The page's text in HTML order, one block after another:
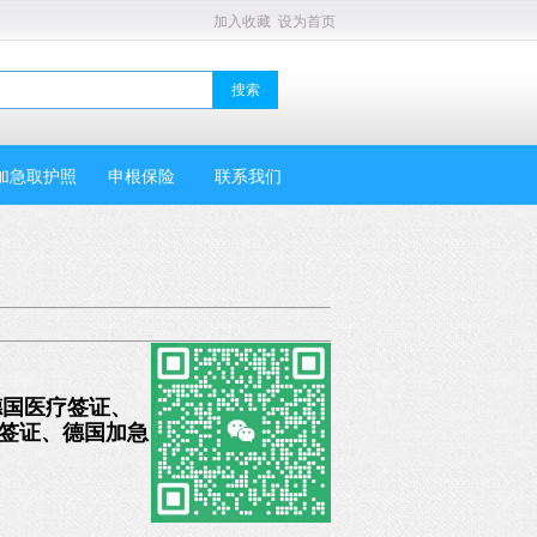
加入收藏 设为首页
急取护照 申根保险 联系我们
医疗签证、
证、德国加急